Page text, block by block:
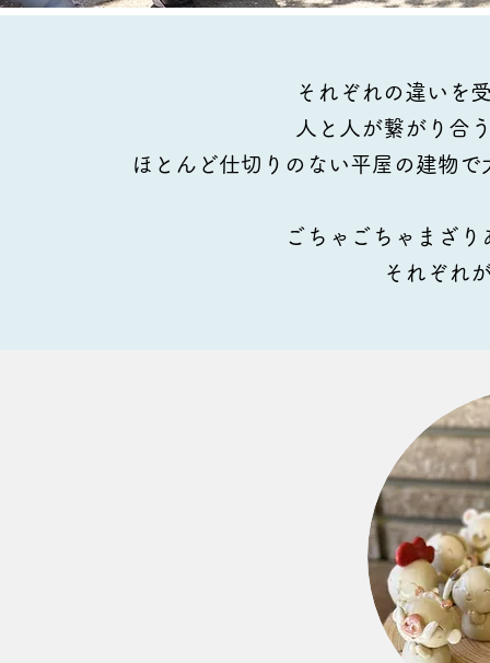
それぞれの違いを
人と人が繋がり合
ほとんど仕切りのない平屋の建物
ごちゃごちゃまざ
それぞれ